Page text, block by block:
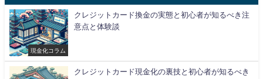
現金化コラム
クレジットカード換金の実態と初心者が知るべき注
意点と体験談
クレジットカード現金化の裏技と初心者が知るべき